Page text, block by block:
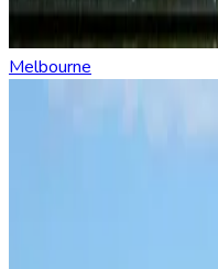
Melbourne